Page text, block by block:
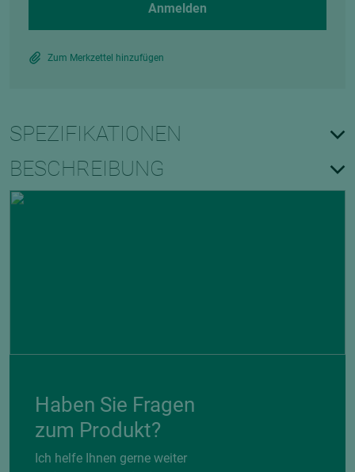
Anmelden
Zum Merkzettel hinzufügen
SPEZIFIKATIONEN
BESCHREIBUNG
Haben Sie Fragen
zum Produkt?
Ich helfe Ihnen gerne weiter